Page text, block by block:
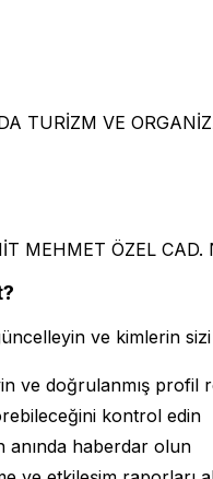
TURİZM VE
MEHMET ÖZEL CAD.
ve kimlerin
ve doğrulanmış profil
kontrol edin
anında haberdar olun